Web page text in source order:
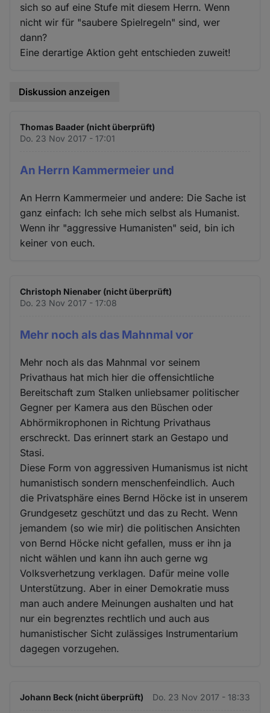
sich so auf eine Stufe mit diesem Herrn. Wenn
nicht wir für "saubere Spielregeln" sind, wer
dann?
Eine derartige Aktion geht entschieden zuweit!
Diskussion anzeigen
Thomas Baader (nicht überprüft)
Do. 23 Nov 2017 - 17:01
An Herrn Kammermeier und
An Herrn Kammermeier und andere: Die Sache ist
ganz einfach: Ich sehe mich selbst als Humanist.
Wenn ihr "aggressive Humanisten" seid, bin ich
keiner von euch.
Christoph Nienaber (nicht überprüft)
Do. 23 Nov 2017 - 17:08
Mehr noch als das Mahnmal vor
Mehr noch als das Mahnmal vor seinem
Privathaus hat mich hier die offensichtliche
Bereitschaft zum Stalken unliebsamer politischer
Gegner per Kamera aus den Büschen oder
Abhörmikrophonen in Richtung Privathaus
erschreckt. Das erinnert stark an Gestapo und
Stasi.
Diese Form von aggressiven Humanismus ist nicht
humanistisch sondern menschenfeindlich. Auch
die Privatsphäre eines Bernd Höcke ist in unserem
Grundgesetz geschützt und das zu Recht. Wenn
jemandem (so wie mir) die politischen Ansichten
von Bernd Höcke nicht gefallen, muss er ihn ja
nicht wählen und kann ihn auch gerne wg
Volksverhetzung verklagen. Dafür meine volle
Unterstützung. Aber in einer Demokratie muss
man auch andere Meinungen aushalten und hat
nur ein begrenztes rechtlich und auch aus
humanistischer Sicht zulässiges Instrumentarium
dagegen vorzugehen.
Johann Beck (nicht überprüft) Do. 23 Nov 2017 - 18:33